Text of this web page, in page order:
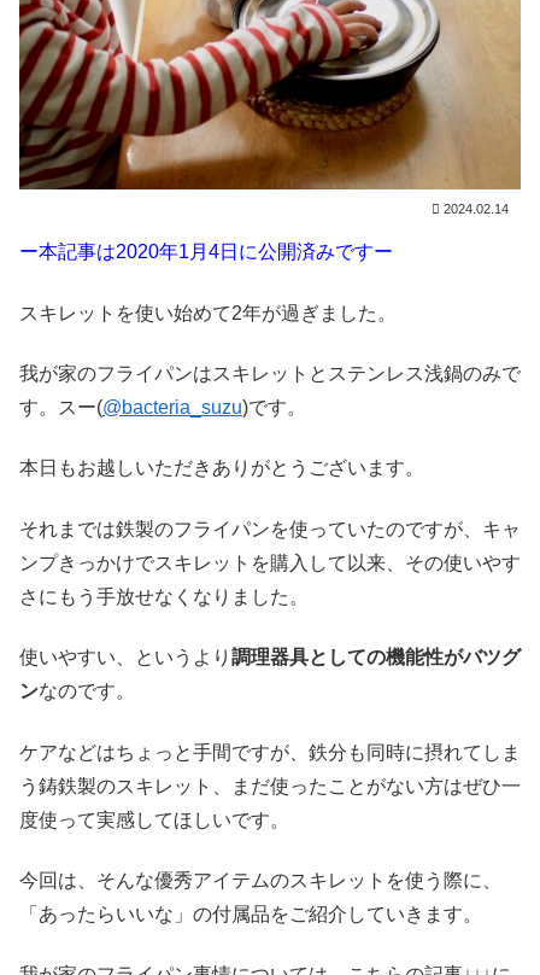
2024.02.14
ー本記事は2020年1月4日に公開済みですー
スキレットを使い始めて2年が過ぎました。
我が家のフライパンはスキレットとステンレス浅鍋のみで
す。スー(@bacteria_suzu)です。
本日もお越しいただきありがとうございます。
それまでは鉄製のフライパンを使っていたのですが、キャ
ンプきっかけでスキレットを購入して以来、その使いやす
さにもう手放せなくなりました。
使いやすい、というより 調理器具としての機能性がバツグ
ンなのです。
ケアなどはちょっと手間ですが、鉄分も同時に摂れてしま
う鋳鉄製のスキレット、まだ使ったことがない方はぜひ一
度使って実感してほしいです。
今回は、そんな優秀アイテムのスキレットを使う際に、
「あったらいいな」の付属品をご紹介していきます。